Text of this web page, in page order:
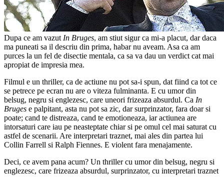
Dupa ce am vazut In Bruges, am stiut sigur ca mi-a placut, dar daca
ma puneati sa il descriu din prima, habar nu aveam. Asa ca am
purces la un fel de disectie mentala, ca sa va dau un verdict cat mai
apropiat de impresia mea.
Filmul e un thriller, ca de actiune nu pot sa-i spun, dat fiind ca tot ce
se petrece pe ecran nu are o viteza fulminanta. E cu umor din
belsug, negru si englezesc, care uneori frizeaza absurdul. Ca In
Bruges e palpitant, asta nu pot sa zic, dar surprinzator, fara doar si
poate; cand te distreaza, cand te emotioneaza, iar actiunea are
intorsaturi care iau pe neasteptate chiar si pe omul cel mai saturat cu
astfel de scenarii. Are interpretari traznet, mai ales din partea lui
Collin Farrell si Ralph Fiennes. E violent fara menajamente.
Deci, ce avem pana acum? Un thriller cu umor din belsug, negru si
englezesc, care frizeaza absurdul, surprinzator, cu interpretari traznet